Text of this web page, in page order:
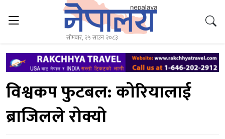
सोमबार, २५ साउन २०८३
विश्वकप फुटबल: कोरियालाई
ब्राजिलले रोक्यो